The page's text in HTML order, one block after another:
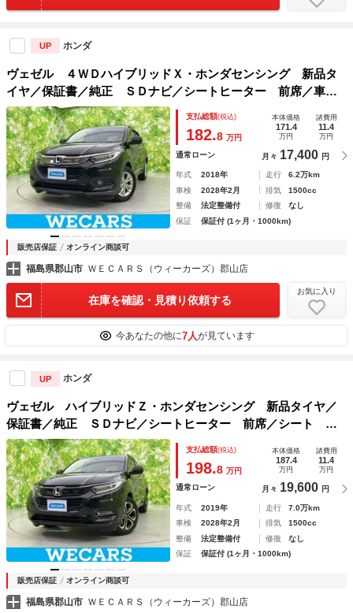
UP ホンダ
ヴェゼル ４ＷＤハイブリッドＸ・ホンダセンシング 新品タ
イヤ／保証書／純正 ＳＤナビ／シートヒーター 前席／車線
逸脱防止支援システム／ヘッドランプ ＬＥＤ／Ｂｌｕｅｔｏ
ｏｔｈ接続／ＥＴＣ／ＥＢＤ付ＡＢＳ／横滑り防止装置／アイ
ドリングストップ
支払総額(税込)
182.8 万円
本体価格
171.4
万円
諸費用
11.4
万円
通常ローン 月々 17,400 円
年式 2018年 走行
6.2万km
車検
2028年2月 排気
1500cc
整備
法定整備付 修復
なし
保証
保証付 (1ヶ月・1000km)
販売店保証 オンライン商談可
福島県郡山市 ＷＥＣＡＲＳ（ウィーカーズ）郡山店
在庫を確認・見積り依頼する
お気に入り
今あなたの他に7人が見ています
UP ホンダ
ヴェゼル ハイブリッドＺ・ホンダセンシング 新品タイヤ／
保証書／純正 ＳＤナビ／シートヒーター 前席／シート ハ
ーフレザー／ドライブレコーダー 社外／ヘッドランプ ＬＥ
Ｄ／Ｂｌｕｅｔｏｏｔｈ接続／ＥＴＣ／ＥＢＤ付ＡＢＳ／横滑
り防止装置
支払総額(税込)
198.8 万円
本体価格
187.4
万円
諸費用
11.4
万円
通常ローン 月々 19,600 円
年式 2019年 走行
7.0万km
車検
2028年2月 排気
1500cc
整備
法定整備付 修復
なし
保証
保証付 (1ヶ月・1000km)
販売店保証 オンライン商談可
福島県郡山市 ＷＥＣＡＲＳ（ウィーカーズ）郡山店